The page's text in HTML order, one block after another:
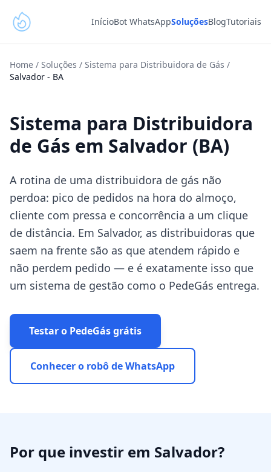
InícioBot WhatsAppSoluçõesBlogTutoriais
Home / Soluções / Sistema para Distribuidora de Gás /
Salvador - BA
Sistema para Distribuidora
de Gás em Salvador (BA)
A rotina de uma distribuidora de gás não
perdoa: pico de pedidos na hora do almoço,
cliente com pressa e concorrência a um clique
de distância. Em Salvador, as distribuidoras que
saem na frente são as que atendem rápido e
não perdem pedido — e é exatamente isso que
um sistema de gestão como o PedeGás entrega.
Testar o PedeGás grátis
Conhecer o robô de WhatsApp
Por que investir em Salvador?